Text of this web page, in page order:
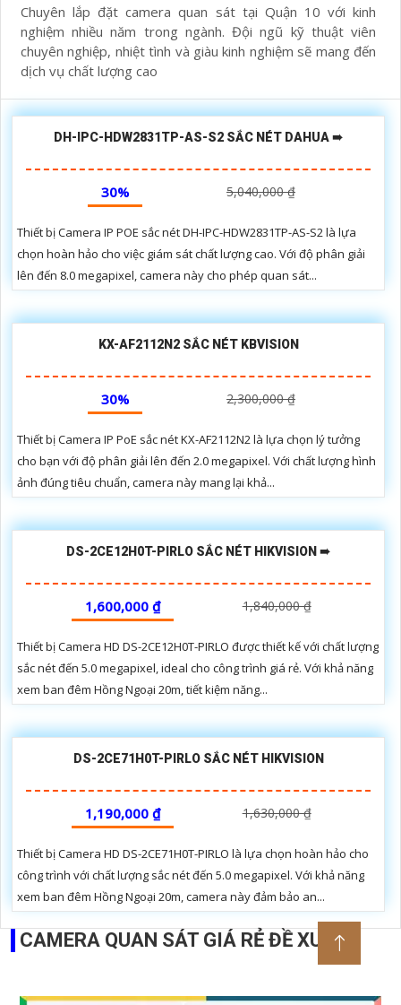
Chuyên lắp đặt camera quan sát tại Quận 10 với kinh
nghiệm nhiều năm trong ngành. Đội ngũ kỹ thuật viên
chuyên nghiệp, nhiệt tình và giàu kinh nghiệm sẽ mang đến
dịch vụ chất lượng cao
DH-IPC-HDW2831TP-AS-S2 SẮC NÉT DAHUA ➠
30% 5,040,000 ₫
Thiết bị Camera IP POE sắc nét DH-IPC-HDW2831TP-AS-S2 là lựa
chọn hoàn hảo cho việc giám sát chất lượng cao. Với độ phân giải
lên đến 8.0 megapixel, camera này cho phép quan sát...
KX-AF2112N2 SẮC NÉT KBVISION
30% 2,300,000 ₫
Thiết bị Camera IP PoE sắc nét KX-AF2112N2 là lựa chọn lý tưởng
cho bạn với độ phân giải lên đến 2.0 megapixel. Với chất lượng hình
ảnh đúng tiêu chuẩn, camera này mang lại khả...
DS-2CE12H0T-PIRLO SẮC NÉT HIKVISION ➠
1,600,000 ₫ 1,840,000 ₫
Thiết bị Camera HD DS-2CE12H0T-PIRLO được thiết kế với chất lượng
sắc nét đến 5.0 megapixel, ideal cho công trình giá rẻ. Với khả năng
xem ban đêm Hồng Ngoại 20m, tiết kiệm năng...
DS-2CE71H0T-PIRLO SẮC NÉT HIKVISION
1,190,000 ₫ 1,630,000 ₫
Thiết bị Camera HD DS-2CE71H0T-PIRLO là lựa chọn hoàn hảo cho
công trình với chất lượng sắc nét đến 5.0 megapixel. Với khả năng
xem ban đêm Hồng Ngoại 20m, camera này đảm bảo an...
CAMERA QUAN SÁT GIÁ RẺ ĐỀ XUẤT